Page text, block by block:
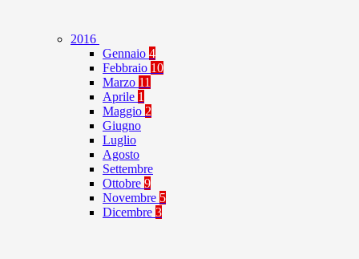
2016
Gennaio 4
Febbraio 10
Marzo 11
Aprile 1
Maggio 2
Giugno
Luglio
Agosto
Settembre
Ottobre 9
Novembre 5
Dicembre 3